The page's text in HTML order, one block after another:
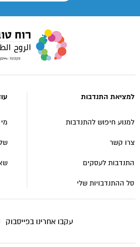
רוח
למציאת התנדבות
למנוע חיפוש להתנדבות
צרו קשר
התנדבות לעסקים
סל ההתנדבויות שלי
עקבו אחרינו בפייסבוק